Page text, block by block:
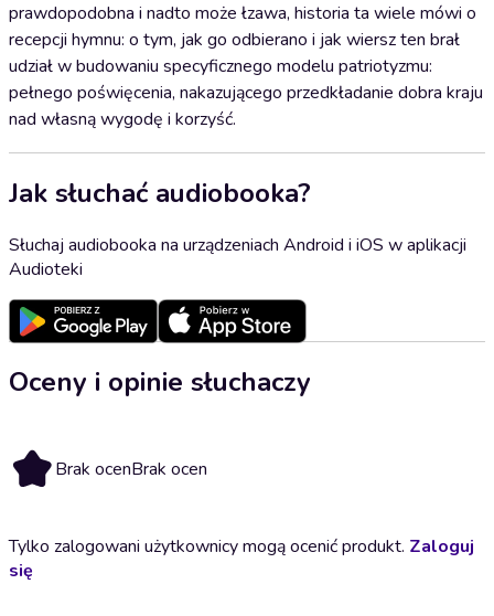
prawdopodobna i nadto może łzawa, historia ta wiele mówi o
recepcji hymnu: o tym, jak go odbierano i jak wiersz ten brał
udział w budowaniu specyficznego modelu patriotyzmu:
pełnego poświęcenia, nakazującego przedkładanie dobra kraju
nad własną wygodę i korzyść.
Jak słuchać audiobooka?
Słuchaj audiobooka na urządzeniach Android i iOS w aplikacji
Audioteki
Oceny i opinie słuchaczy
Brak ocenBrak ocen
Tylko zalogowani użytkownicy mogą ocenić produkt. Zaloguj
się